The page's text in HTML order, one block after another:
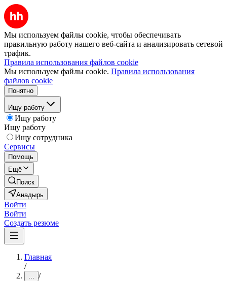
Мы используем файлы cookie, чтобы обеспечивать
правильную работу нашего веб-сайта и анализировать сетевой
трафик.
Правила использования файлов cookie
Мы используем файлы cookie. Правила использования
файлов cookie
Понятно
Ищу работу
Ищу работу
Ищу работу
Ищу сотрудника
Сервисы
Помощь
Ещё
Поиск
Анадырь
Войти
Войти
Создать резюме
Главная
/
... /